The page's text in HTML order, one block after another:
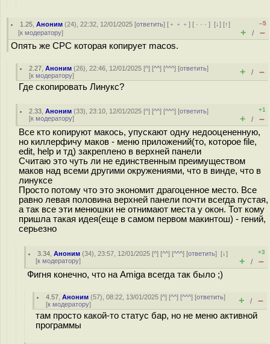
1.25 ,Аноним (24), 22:32, 12/01/2025 [ответить] [ ﹢﹢﹢] [ · · ·][↓] [↑]
[к модератору]
–5
+ / –
Опять же СРС которая копирует macos.
2.27 ,Аноним (26), 22:46, 12/01/2025 [^] [^^] [^^^] [ответить]
[к модератору] + / –
Где скопировать Линукс?
2.33 ,Аноним (33), 23:10, 12/01/2025 [^] [^^] [^^^] [ответить]
[к модератору]
+1
+ / –
Все кто копируют макось, упускают одну недооцененную,
но киллерфичу маков - меню приложений(то, которое file,
edit, help и тд) закреплено в верхней панели
Считаю это чуть ли не единственным преимуществом
маков над всеми другими окружениями, что в винде, что в
линуксе
Просто потому что это экономит драгоценное место. Все
равно левая половина верхней панели почти всегда пустая,
а так все эти менюшки не отнимают места у окон. Тот кому
пришла такая идея(еще в самом первом макинтош) - гений,
серьезно
3.34 ,Аноним (34), 23:57, 12/01/2025 [^] [^^] [^^^] [ответить][↓]
[к модератору]
+3
+ / –
Фигня конечно, что на Amiga всегда так было ;)
4.57 ,Аноним (57), 08:22, 13/01/2025 [^] [^^] [^^^] [ответить]
[к модератору] + / –
там просто какой-то статус бар, но не меню активной
программы